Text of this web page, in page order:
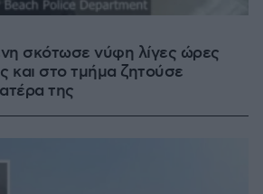
σκότωσε νύφη λίγες ώρες
και στο τμήμα ζητούσε
της